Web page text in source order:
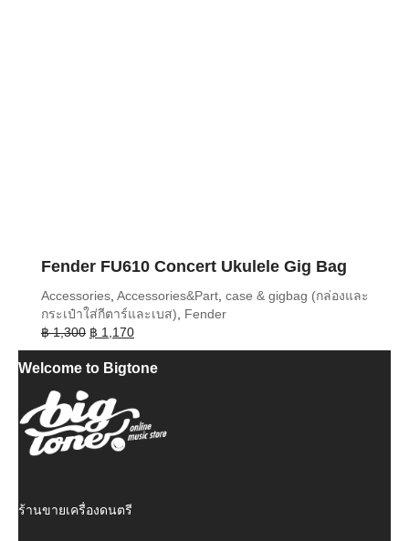
Fender FU610 Concert Ukulele Gig Bag
Accessories, Accessories&Part, case & gigbag (กล่องและ
กระเป๋าใส่กีตาร์และเบส), Fender
฿1,300 Original
price
was:
฿ 1,170Current
price
is:
Welcome to Bigtone
ร้านขายเครื่องดนตรี